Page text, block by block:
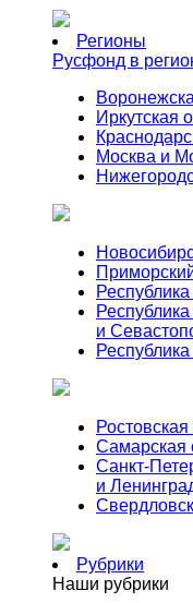
Регионы
Русфонд в
Иркутская
Москва и
и
Ростовская
Самарская
Санкт-
и
Рубрики
Наши рубрики